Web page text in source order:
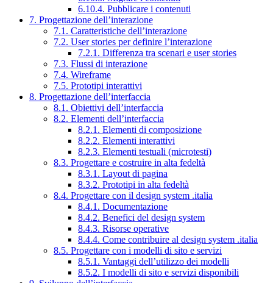
6.10.4. Pubblicare i contenuti
7. Progettazione dell’interazione
7.1. Caratteristiche dell’interazione
7.2. User stories per definire l’interazione
7.2.1. Differenza tra scenari e user stories
7.3. Flussi di interazione
7.4. Wireframe
7.5. Prototipi interattivi
8. Progettazione dell’interfaccia
8.1. Obiettivi dell’interfaccia
8.2. Elementi dell’interfaccia
8.2.1. Elementi di composizione
8.2.2. Elementi interattivi
8.2.3. Elementi testuali (microtesti)
8.3. Progettare e costruire in alta fedeltà
8.3.1. Layout di pagina
8.3.2. Prototipi in alta fedeltà
8.4. Progettare con il design system .italia
8.4.1. Documentazione
8.4.2. Benefici del design system
8.4.3. Risorse operative
8.4.4. Come contribuire al design system .italia
8.5. Progettare con i modelli di sito e servizi
8.5.1. Vantaggi dell’utilizzo dei modelli
8.5.2. I modelli di sito e servizi disponibili